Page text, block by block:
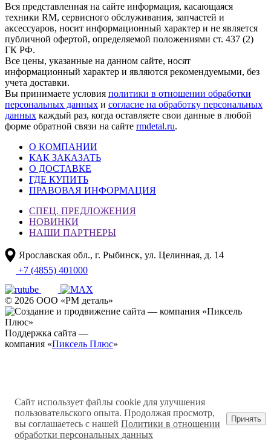
Вся представленная на сайте информация, касающаяся
техники RM, сервисного обслуживания, запчастей и
аксессуаров, носит информационный характер и не является
публичной офертой, определяемой положениями ст. 437 (2)
ГК РФ.
Все цены, указанные на данном сайте, носят
информационный характер и являются рекомендуемыми, без
учета доставки.
Вы принимаете условия политики в отношении обработки
персональных данных и согласие на обработку персональных
данных каждый раз, когда оставляете свои данные в любой
форме обратной связи на сайте rmdetal.ru.
О КОМПАНИИ
КАК ЗАКАЗАТЬ
О ДОСТАВКЕ
ГДЕ КУПИТЬ
ПРАВОВАЯ ИНФОРМАЦИЯ
СПЕЦ. ПРЕДЛОЖЕНИЯ
НОВИНКИ
НАШИ ПАРТНЕРЫ
Ярославская обл., г. Рыбинск, ул. Целинная, д. 14
+7 (4855) 401000
© 2026 ООО «РМ деталь»
Поддержка сайта —
компания «Пиксель Плюс»
Сайт использует файлы cookie для улучшения
пользовательского опыта. Продолжая просмотр,
вы соглашаетесь с нашейПолитики в отношении
обработки персональных данных
Принять